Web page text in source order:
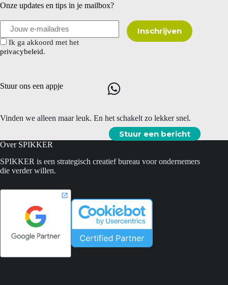
Onze updates en tips in je mailbox?
Ik ga akkoord met het
privacybeleid.
Stuur ons een appje
Vinden we alleen maar leuk. En het schakelt zo lekker snel.
Stuur een bericht
Over SPIKKER
SPIKKER is een strategisch creatief bureau voor ondernemers
die verder willen.